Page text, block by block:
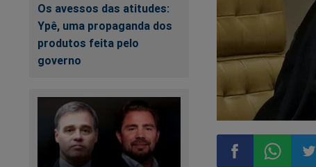
Os avessos das atitudes:
Ypê, uma propaganda dos
produtos feita pelo
governo